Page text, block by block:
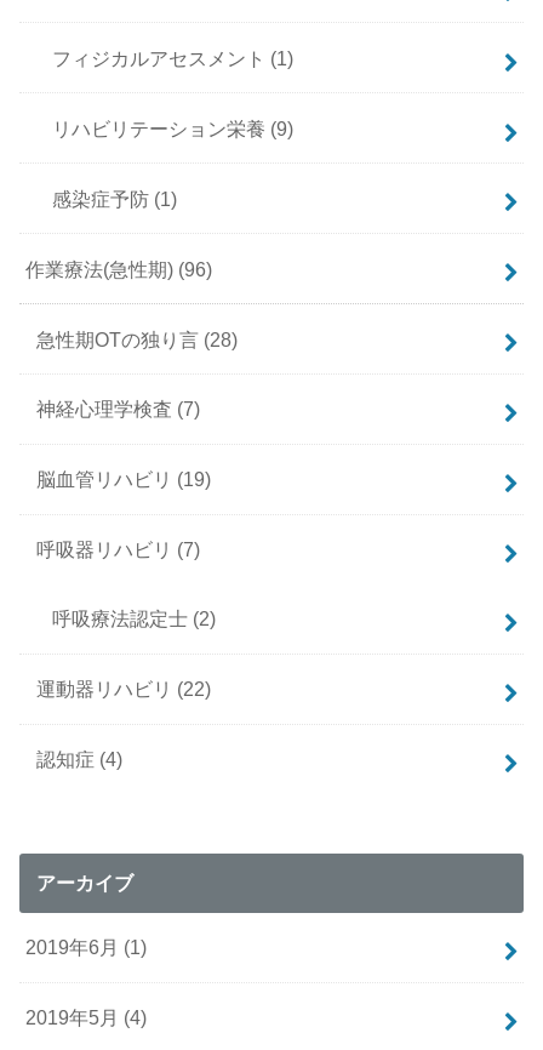
フィジカルアセスメント (1)
リハビリテーション栄養 (9)
感染症予防 (1)
作業療法(急性期) (96)
急性期OTの独り言 (28)
神経心理学検査 (7)
脳血管リハビリ (19)
呼吸器リハビリ (7)
呼吸療法認定士 (2)
運動器リハビリ (22)
認知症 (4)
アーカイブ
2019年6月 (1)
2019年5月 (4)